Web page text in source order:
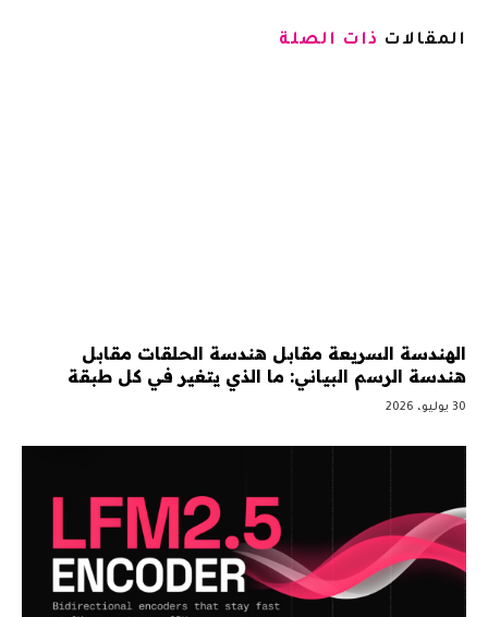
المقالات ذات الصلة
الهندسة السريعة مقابل هندسة الحلقات مقابل
هندسة الرسم البياني: ما الذي يتغير في كل طبقة
30 يوليو، 2026